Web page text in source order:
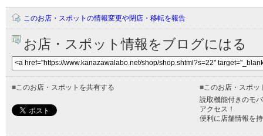
このお店・スポットの情報変更や閉店・移転を報告
お店・スポット情報をブログにはる
■ このお店・スポットを共有する ■ このお店・スポ
読取機能付きのモ
アクセス！
便利に店舗情報を